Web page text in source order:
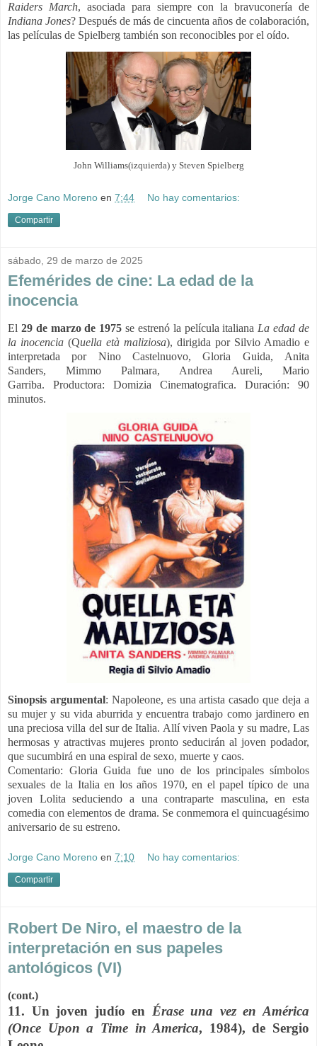
Raiders March, asociada para siempre con la bravuconería de
Indiana Jones? Después de más de cincuenta años de colaboración,
las películas de Spielberg también son reconocibles por el oído.
John Williams(izquierda) y Steven Spielberg
Jorge Cano Moreno en 7:44 No hay comentarios:
Compartir
sábado, 29 de marzo de 2025
Efemérides de cine: La edad de la
inocencia
El 29 de marzo de 1975se estrenó la película italiana La edad de
la inocencia (Quella età maliziosa), dirigida por Silvio Amadio e
interpretada por Nino Castelnuovo,Gloria Guida, Anita
Sanders, Mimmo Palmara, Andrea Aureli,Mario
Garriba. Productora: Domizia Cinematografica. Duración: 90
minutos.
Sinopsis argumental: Napoleone, es una artista casado que deja a
su mujer y su vida aburrida y encuentra trabajo como jardinero en
una preciosa villa del sur de Italia. Allí viven Paola y su madre, Las
hermosas y atractivas mujeres pronto seducirán al joven podador,
que sucumbirá en una espiral de sexo, muerte y caos.
Comentario: Gloria Guida fue uno de los principales símbolos
sexuales de la Italia en los años 1970, en el papel típico de una
joven Lolita seduciendo a una contraparte masculina, en esta
comedia con elementos de drama. Se conmemora el quincuagésimo
aniversario de su estreno.
Jorge Cano Moreno en 7:10 No hay comentarios:
Compartir
Robert De Niro, el maestro de la
interpretación en sus papeles
antológicos (VI)
(cont.)
11. Un joven judío en Érase una vez en América
(Once Upon a Time in America, 1984), de Sergio